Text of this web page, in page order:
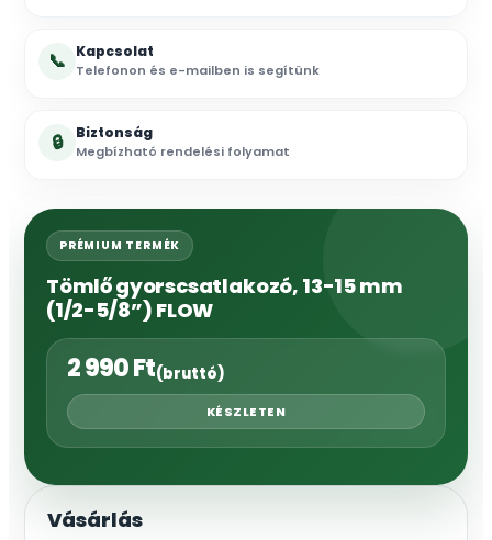
📞 Kapcsolat
Telefonon és e-mailben is segítünk
🔒 Biztonság
Megbízható rendelési folyamat
PRÉMIUM TERMÉK
Tömlő gyorscsatlakozó, 13-15 mm
(1/2-5/8”) FLOW
2 990Ft(bruttó)
KÉSZLETEN
Vásárlás